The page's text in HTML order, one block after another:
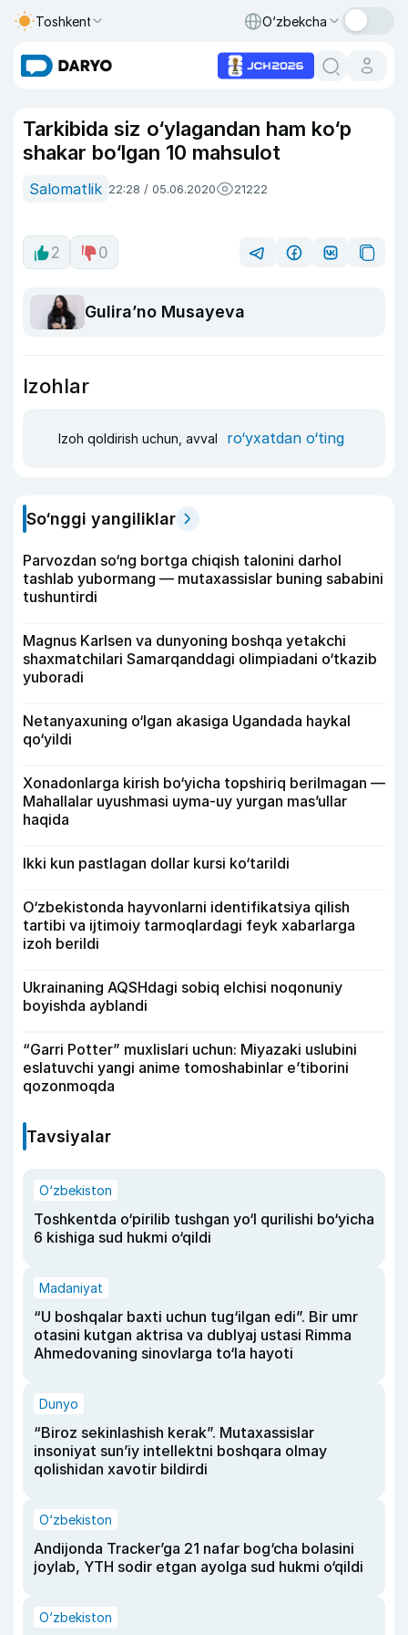
Toshkent O‘zbekcha
Tarkibida siz o‘ylagandan ham ko‘p
shakar bo‘lgan 10 mahsulot
Salomatlik 22:28 / 05.06.2020 21222
2 0
Guliraʼno Musayeva
Izohlar
Izoh qoldirish uchun, avval ro‘yxatdan o‘ting
So‘nggi yangiliklar
Parvozdan so‘ng bortga chiqish talonini darhol
tashlab yubormang — mutaxassislar buning sababini
tushuntirdi
Magnus Karlsen va dunyoning boshqa yetakchi
shaxmatchilari Samarqanddagi olimpiadani o‘tkazib
yuboradi
Netanyaxuning o‘lgan akasiga Ugandada haykal
qo‘yildi
Xonadonlarga kirish bo‘yicha topshiriq berilmagan —
Mahallalar uyushmasi uyma-uy yurgan mas’ullar
haqida
Ikki kun pastlagan dollar kursi ko‘tarildi
O‘zbekistonda hayvonlarni identifikatsiya qilish
tartibi va ijtimoiy tarmoqlardagi feyk xabarlarga
izoh berildi
Ukrainaning AQSHdagi sobiq elchisi noqonuniy
boyishda ayblandi
“Garri Potter” muxlislari uchun: Miyazaki uslubini
eslatuvchi yangi anime tomoshabinlar e’tiborini
qozonmoqda
Tavsiyalar
O‘zbekiston
Toshkentda o‘pirilib tushgan yo‘l qurilishi bo‘yicha
6 kishiga sud hukmi o‘qildi
Madaniyat
“U boshqalar baxti uchun tug‘ilgan edi”. Bir umr
otasini kutgan aktrisa va dublyaj ustasi Rimma
Ahmedovaning sinovlarga to‘la hayoti
Dunyo
“Biroz sekinlashish kerak”. Mutaxassislar
insoniyat sun’iy intellektni boshqara olmay
qolishidan xavotir bildirdi
O‘zbekiston
Andijonda Tracker’ga 21 nafar bog‘cha bolasini
joylab, YTH sodir etgan ayolga sud hukmi o‘qildi
O‘zbekiston